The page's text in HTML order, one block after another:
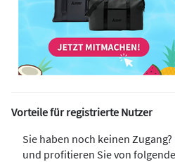
Vorteile für registrierte Nutzer
Sie haben noch keinen
und profitieren Sie von